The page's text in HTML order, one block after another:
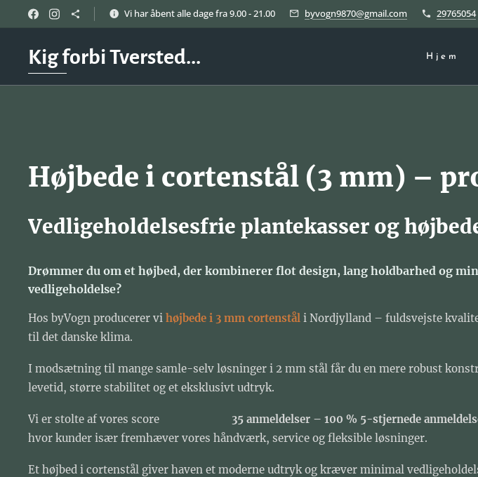
Vi har åbent alle dage fra 9.00 - 21.00 byvogn9870@gmail.com 29765054
Kig forbi Tversted... Hjem
Højbede i cortenstål (3 mm) –
Vedligeholdelsesfrie plantekasser og
Drømmer du om et højbed, der kombinerer flot design, lang holdbarhed og
vedligeholdelse?
Hos byVogn producerer vi højbede i 3 mm cortenstål i Nordjylland – fuldsvejste
til det danske klima.
I modsætning til mange samle-selv løsninger i 2 mm stål får du en mere robust
levetid, større stabilitet og et eksklusivt udtryk.
Vi er stolte af vores score ⭐⭐⭐⭐⭐ 35 anmeldelser – 100 % 5-stjernede
hvor kunder især fremhæver vores håndværk, service og fleksible løsninger.
Et højbed i cortenstål giver haven et moderne udtryk og kræver minimal